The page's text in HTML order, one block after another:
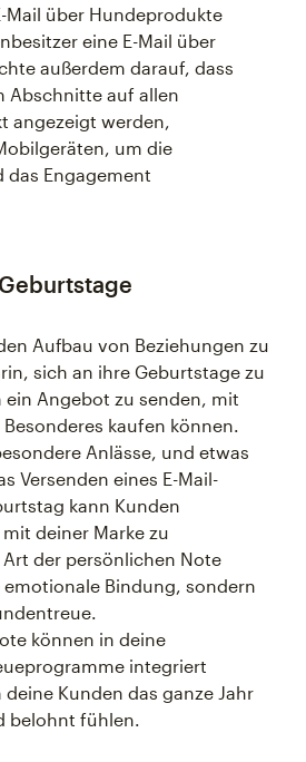
Mail über Hundeprodukte
eine E-Mail über
außerdem darauf, dass
Abschnitte auf allen
angezeigt werden,
um die
Engagement
Aufbau von Beziehungen zu
sich an ihre Geburtstage zu
Angebot zu senden, mit
kaufen können.
Anlässe, und etwas
Versenden eines E-Mail-
kann Kunden
deiner Marke zu
der persönlichen Note
Bindung, sondern
können in deine
integriert
Kunden das ganze Jahr
belohnt fühlen.